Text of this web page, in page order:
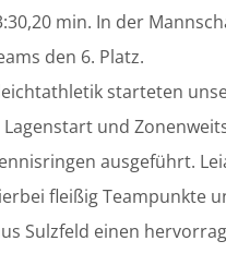
min. In der
den 6. Platz.
starteten
und
ausgeführt.
fleißig Teampunkte
Sulzfeld einen